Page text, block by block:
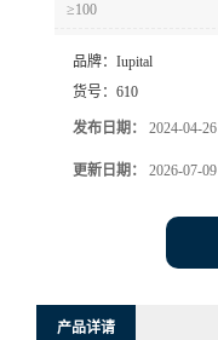
联
≥100
品牌： Iupital
货号： 610
发布日期： 2024-04-26
更新日期： 2026-07-09
产品详请